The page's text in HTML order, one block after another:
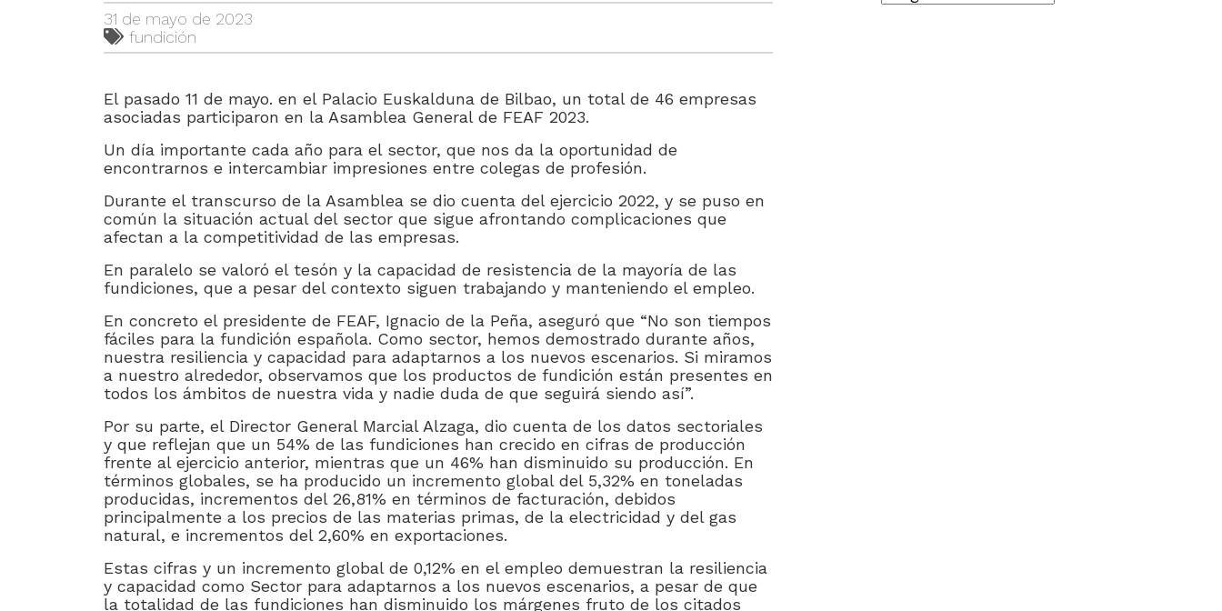
31 de mayo de 2023
fundición
El pasado 11 de mayo. en el Palacio Euskalduna de Bilbao, un total de 46 empresas
asociadas participaron en la Asamblea General de FEAF 2023.
Un día importante cada año para el sector, que nos da la oportunidad de
encontrarnos e intercambiar impresiones entre colegas de profesión.
Durante el transcurso de la Asamblea se dio cuenta del ejercicio 2022, y se puso en
común la situación actual del sector que sigue afrontando complicaciones que
afectan a la competitividad de las empresas.
En paralelo se valoró el tesón y la capacidad de resistencia de la mayoría de las
fundiciones, que a pesar del contexto siguen trabajando y manteniendo el empleo.
En concreto el presidente de FEAF, Ignacio de la Peña, aseguró que “No son tiempos
fáciles para la fundición española. Como sector, hemos demostrado durante años,
nuestra resiliencia y capacidad para adaptarnos a los nuevos escenarios. Si miramos
a nuestro alrededor, observamos que los productos de fundición están presentes en
todos los ámbitos de nuestra vida y nadie duda de que seguirá siendo así”.
Por su parte, el Director General Marcial Alzaga, dio cuenta de los datos sectoriales
y que reflejan que un 54% de las fundiciones han crecido en cifras de producción
frente al ejercicio anterior, mientras que un 46% han disminuido su producción. En
términos globales, se ha producido un incremento global del 5,32% en toneladas
producidas, incrementos del 26,81% en términos de facturación, debidos
principalmente a los precios de las materias primas, de la electricidad y del gas
natural, e incrementos del 2,60% en exportaciones.
Estas cifras y un incremento global de 0,12% en el empleo demuestran la resiliencia
y capacidad como Sector para adaptarnos a los nuevos escenarios, a pesar de que
la totalidad de las fundiciones han disminuido los márgenes fruto de los citados